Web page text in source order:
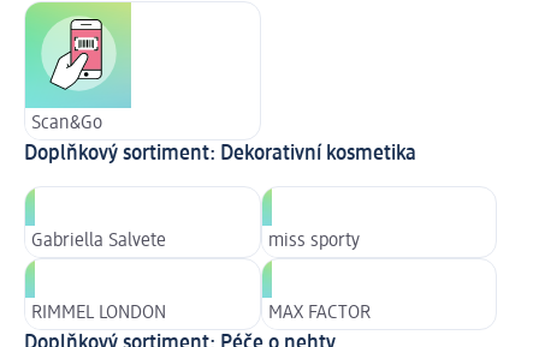
Scan&Go
Doplňkový sortiment: Dekorativní kosmetika
Gabriella Salvete miss sporty
RIMMEL LONDON MAX FACTOR